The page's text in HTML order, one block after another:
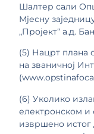
Шалтер сали
Мјесну
„Пројект“ а.д.
(5) Нацрт плана
на званичној
(6) Уколико
електронском и
извршено истог